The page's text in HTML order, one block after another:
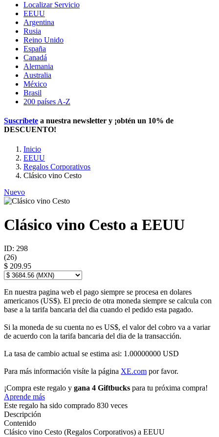
Localizar Servicio
EEUU
Argentina
Rusia
Reino Unido
España
Canadá
Alemania
Australia
México
Brasil
200 países A-Z
Suscríbete a nuestra newsletter y ¡obtén un 10% de
DESCUENTO!
Inicio
EEUU
Regalos Corporativos
Clásico vino Cesto
Nuevo
Clásico vino Cesto a EEUU
ID: 298
(26)
$ 209.95
En nuestra pagina web el pago siempre se procesa en dolares
americanos (US$). El precio de otra moneda siempre se calcula con
base a la tarifa bancaria del dia cuando el pedido esta pagado.
Si la moneda de su cuenta no es US$, el valor del cobro va a variar
de acuerdo con la tarifa bancaria del dia de la transacción.
La tasa de cambio actual se estima asi: 1.00000000 USD
Para más información visíte la página XE.com por favor.
¡Compra este regalo y gana 4 Giftbucks para tu próxima compra!
Aprende más
Este regalo ha sido comprado 830 veces
Descripción
Contenido
Clásico vino Cesto (Regalos Corporativos) a EEUU